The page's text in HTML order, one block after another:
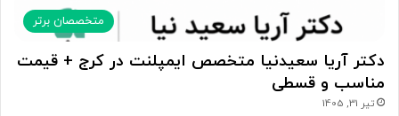
متخصصان برتر
دکتر آریا سعیدنیا متخصص ایمپلنت در کرج + قیمت
مناسب و قسطی
تیر 31, 1405